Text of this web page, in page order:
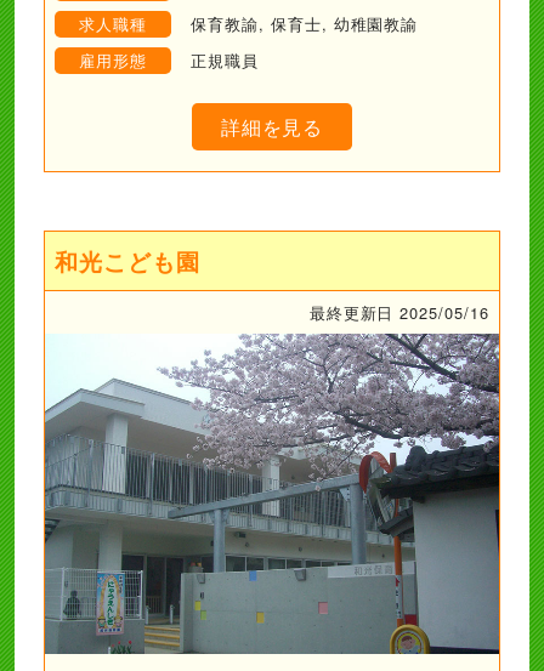
求人職種
保育教諭, 保育士, 幼稚園教諭
雇用形態
正規職員
詳細を見る
和光こども園
最終更新日 2025/05/16